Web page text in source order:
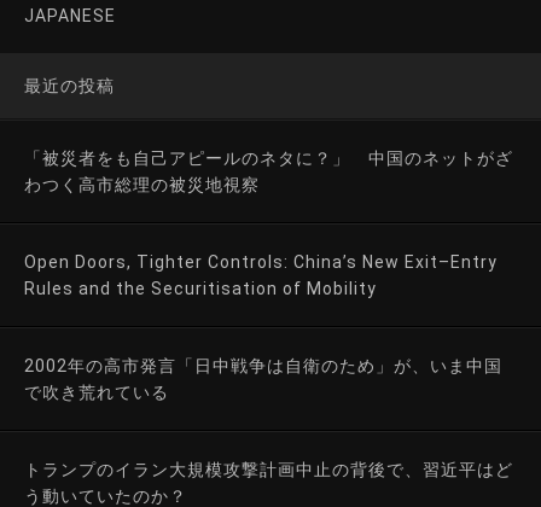
JAPANESE
最近の投稿
「被災者をも自己アピールのネタに？」 中国のネットがざ
わつく高市総理の被災地視察
Open Doors, Tighter Controls: China’s New Exit–Entry
Rules and the Securitisation of Mobility
2002年の高市発言「日中戦争は自衛のため」が、いま中国
で吹き荒れている
トランプのイラン大規模攻撃計画中止の背後で、習近平はど
う動いていたのか？